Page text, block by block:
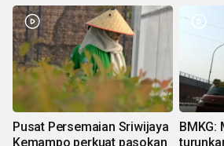
Pusat Persemaian Sriwijaya
Kemampo perkuat pasokan
BMKG: